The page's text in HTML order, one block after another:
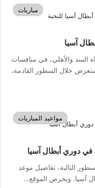
مباريات
آسيا
السد والأهلي، في منافسات
أبطال آسيا 2024-2025. ونستعرض خلال السطور القادمة،
مواعيد المباريات
في دوري أبطال آسيا
التالية، تفاصيل موعد
آسيا. ويحرص الموقع…